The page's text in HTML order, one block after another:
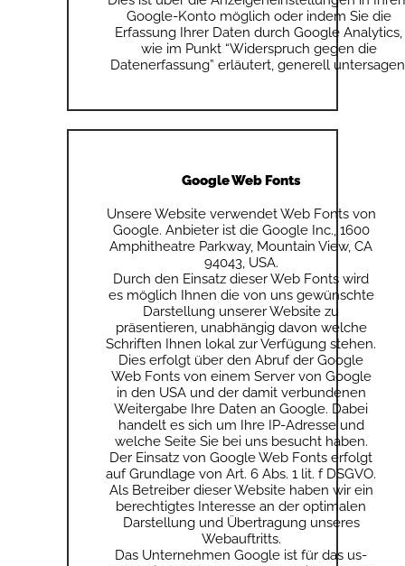
Google-Konto möglich oder indem Sie die
Erfassung Ihrer Daten durch Google Analytics,
wie im Punkt “Widerspruch gegen die
Datenerfassung” erläutert, generell
Google Web Fonts
Unsere Website verwendet Web Fonts von
Google. Anbieter ist die Google Inc., 1600
Amphitheatre Parkway, Mountain View, CA
94043, USA.
Durch den Einsatz dieser Web Fonts wird
es möglich Ihnen die von uns gewünschte
Darstellung unserer Website zu
präsentieren, unabhängig davon welche
Schriften Ihnen lokal zur Verfügung stehen.
Dies erfolgt über den Abruf der Google
Web Fonts von einem Server von Google
in den USA und der damit verbundenen
Weitergabe Ihre Daten an Google. Dabei
handelt es sich um Ihre IP-Adresse und
welche Seite Sie bei uns besucht haben.
Der Einsatz von Google Web Fonts erfolgt
auf Grundlage von Art. 6 Abs. 1 lit. f DSGVO.
Als Betreiber dieser Website haben wir ein
berechtigtes Interesse an der optimalen
Darstellung und Übertragung unseres
Webauftritts.
Das Unternehmen Google ist für das us-